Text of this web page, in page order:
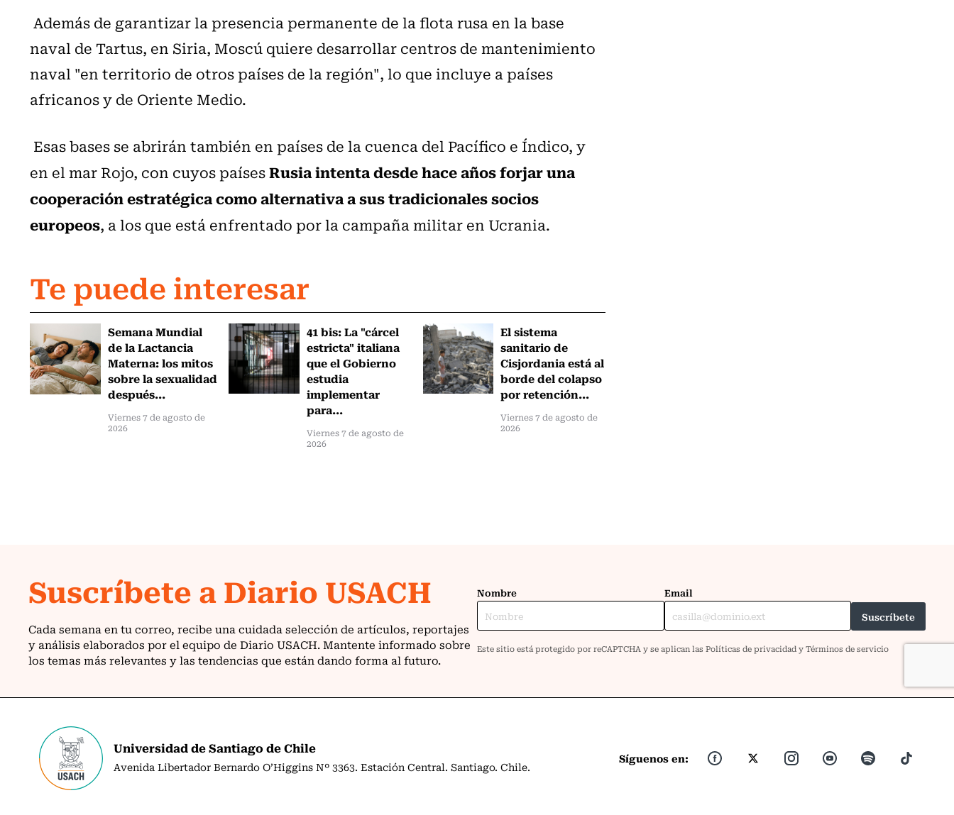
Además de garantizar la presencia permanente de la flota rusa en la base
naval de Tartus, en Siria, Moscú quiere desarrollar centros de mantenimiento
naval "en territorio de otros países de la región", lo que incluye a países
africanos y de Oriente Medio.
Esas bases se abrirán también en países de la cuenca del Pacífico e Índico, y
en el mar Rojo, con cuyos paísesRusia intenta desde hace años forjar una
cooperación estratégica como alternativa a sus tradicionales socios
europeos, a los que está enfrentado por la campaña militar en Ucrania.
Te puede interesar
Semana Mundial
de la Lactancia
Materna: los mitos
sobre la sexualidad
después...
Viernes 7 de agosto de
2026
41 bis: La "cárcel
estricta" italiana
que el Gobierno
estudia
implementar
para...
Viernes 7 de agosto de
2026
El sistema
sanitario de
Cisjordania está al
borde del colapso
por retención...
Viernes 7 de agosto de
2026
Universidad de Santiago de Chile
Avenida Libertador Bernardo O’Higgins Nº 3363. Estación Central. Santiago. Chile.
Síguenos en: